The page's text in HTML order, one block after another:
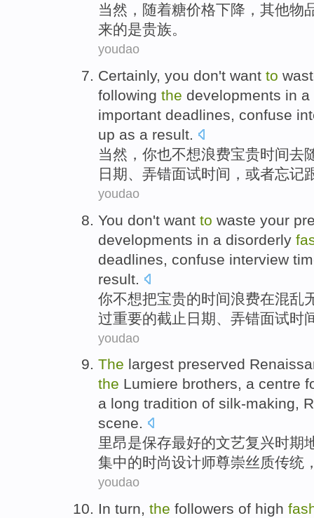
当然 ， 随着糖价格下降 ， 其他物
来的是贵族。
youdao
Certainly, you don't want to
following the developments in a
important deadlines, confuse
up as a result.
当然 ， 你也不想浪费宝贵时间去
日期、 弄错面试时间 ， 或者忘记
youdao
You don't want to waste your
developments in a disorderly
deadlines
confuse interview
result
你不想把宝贵的时间浪费在混乱
过重要的截止日期 弄错面试时
youdao
The largest preserved
the Lumiere brothers, a centre
a long tradition of silk-making,
scene.
里昂是保存最好的文艺复兴时期
集中的时尚设计师尊崇丝质传统
youdao
In turn, the followers of high